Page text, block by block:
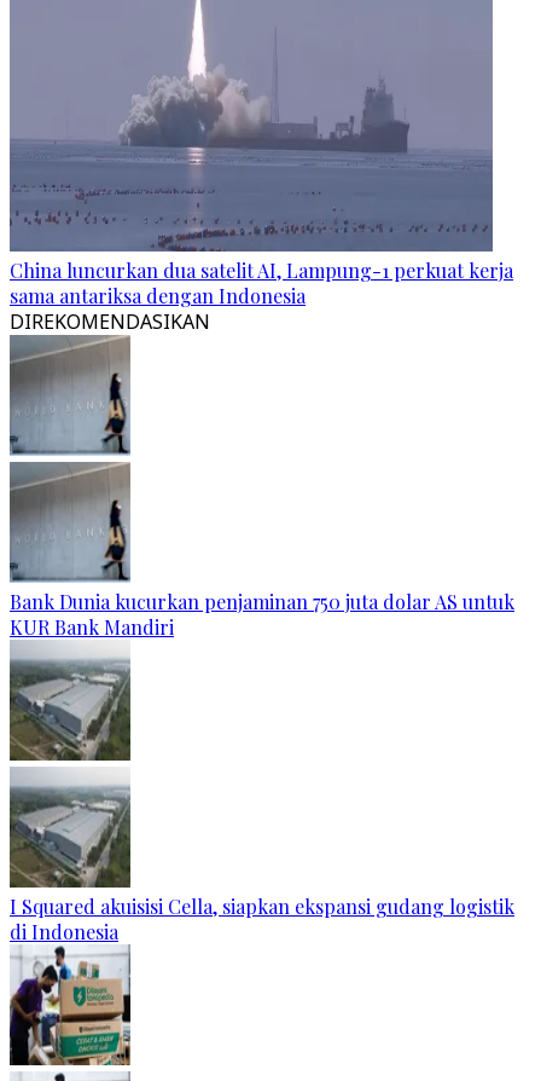
China luncurkan dua satelit AI, Lampung-1 perkuat kerja
sama antariksa dengan Indonesia
DIREKOMENDASIKAN
Bank Dunia kucurkan penjaminan 750 juta dolar AS untuk
KUR Bank Mandiri
I Squared akuisisi Cella, siapkan ekspansi gudang logistik
di Indonesia